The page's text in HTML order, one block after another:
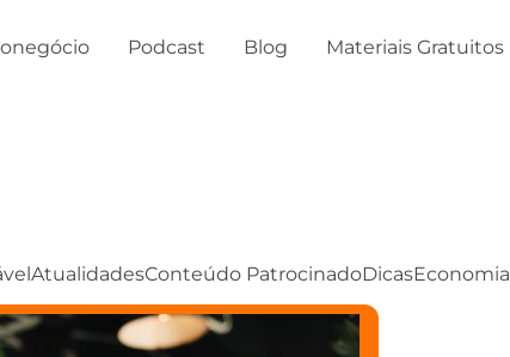
Podcast Blog Materiais Gratuitos
AtualidadesConteúdo PatrocinadoDicasEconomia